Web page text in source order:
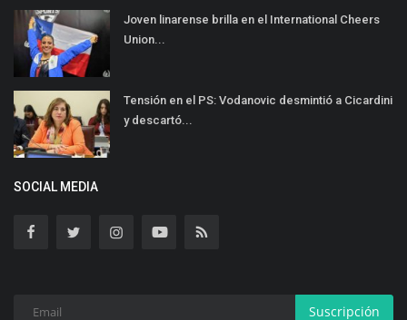
Joven linarense brilla en el International Cheers
Union...
Tensión en el PS: Vodanovic desmintió a Cicardini
y descartó...
SOCIAL MEDIA
Suscripción